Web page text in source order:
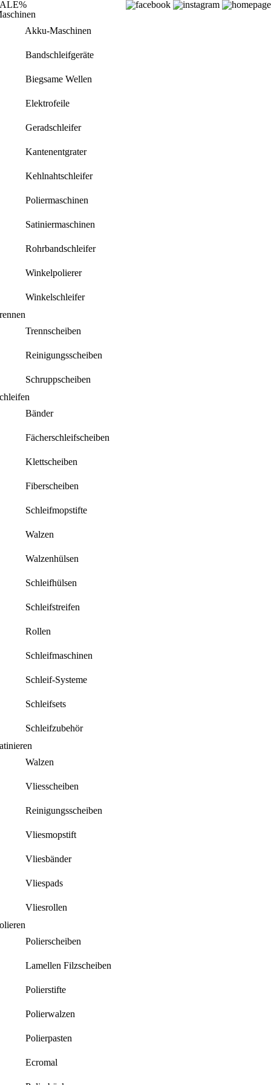
Akku-Maschinen
Bandschleifgeräte
Biegsame Wellen
Elektrofeile
Geradschleifer
Kantenentgrater
Kehlnahtschleifer
Poliermaschinen
Satiniermaschinen
Rohrbandschleifer
Winkelpolierer
Winkelschleifer
Trennscheiben
Reinigungsscheiben
Schruppscheiben
Bänder
Fächerschleifscheiben
Klettscheiben
Fiberscheiben
Schleifmopstifte
Walzen
Walzenhülsen
Schleifhülsen
Schleifstreifen
Rollen
Schleifmaschinen
Schleif-Systeme
Schleifsets
Schleifzubehör
Walzen
Vliesscheiben
Reinigungsscheiben
Vliesmopstift
Vliesbänder
Vliespads
Vliesrollen
Polierscheiben
Lamellen Filzscheiben
Polierstifte
Polierwalzen
Polierpasten
Ecromal